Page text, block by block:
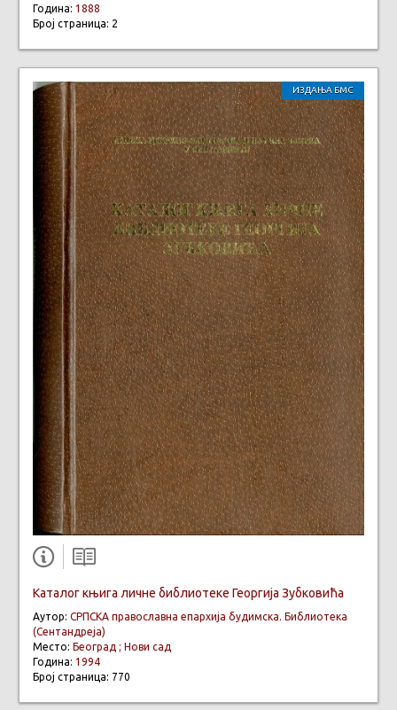
Година: 1888
Број страница: 2
ИЗДАЊА БМС
Каталог књига личне библиотеке Георгија Зубковића
Аутор: СРПСКА православна епархија будимска. Библиотека
(Сентандреја)
Место: Београд ; Нови сад
Година: 1994
Број страница: 770